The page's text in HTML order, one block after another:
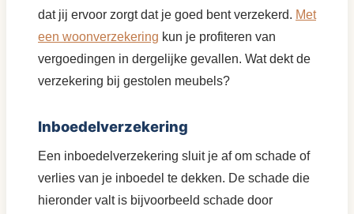
dat jij ervoor zorgt dat je goed bent verzekerd. Met
een woonverzekering kun je profiteren van
vergoedingen in dergelijke gevallen. Wat dekt de
verzekering bij gestolen meubels?
Inboedelverzekering
Een inboedelverzekering sluit je af om schade of
verlies van je inboedel te dekken. De schade die
hieronder valt is bijvoorbeeld schade door